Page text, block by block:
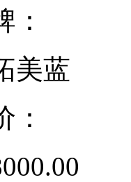
：
美蓝
：